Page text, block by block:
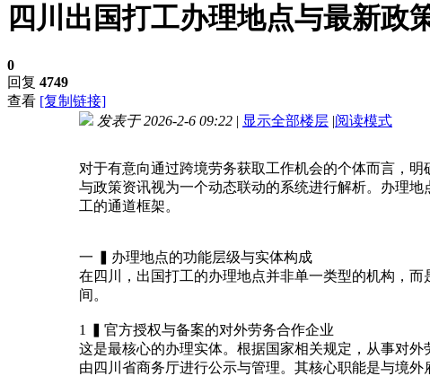
四川出国打工办理地点与最新政
0
回复 4749
查看 [复制链接]
发表于 2026-2-6 09:22 | 显示全部楼层 |阅读模式
对于有意向通过跨境劳务获取工作机会的个体而言，
与政策资讯视为一个动态联动的系统进行解析。办理
工的通道框架。
一 ▍办理地点的功能层级与实体构成
在四川，出国打工的办理地点并非单一类型的机构，
间。
1 ▍官方授权与备案的对外劳务合作企业
这是最核心的办理实体。根据国家相关规定，从事对
由四川省商务厅进行公示与管理。其核心职能是与境